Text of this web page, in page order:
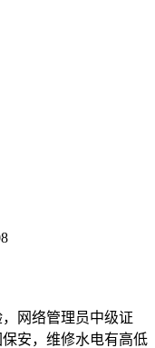
网络管理员中级证
安，维修水电有高低